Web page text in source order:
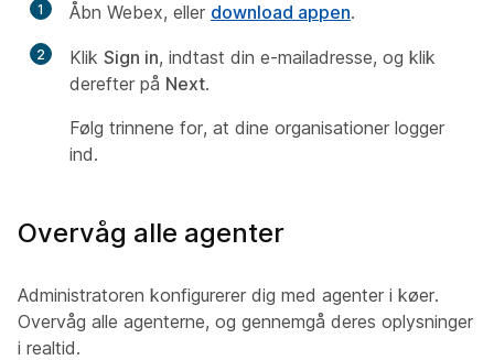
1 Åbn Webex, eller download appen.
2 Klik Sign in, indtast din e-mailadresse, og klik
derefter på Next.
Følg trinnene for, at dine organisationer logger
ind.
Overvåg alle agenter
Administratoren konfigurerer dig med agenter i køer.
Overvåg alle agenterne, og gennemgå deres oplysninger
i realtid.